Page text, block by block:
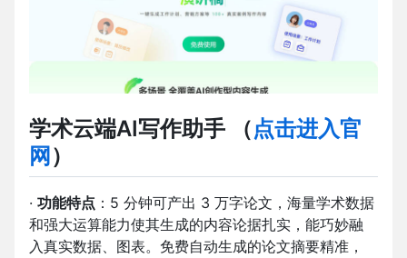
学术云端AI写作助手 （点击进入官
网 ）
· 功能特点 ：5 分钟可产出 3 万字论文，海量学术数据
和强大运算能力使其生成的内容论据扎实，能巧妙融
入真实数据、图表。免费自动生成的论文摘要精准，